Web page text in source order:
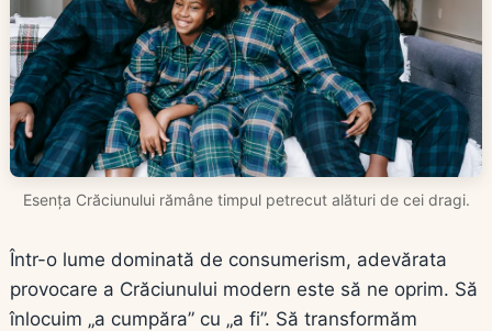
Esența Crăciunului rămâne timpul petrecut alături de cei dragi.
Într-o lume dominată de consumerism, adevărata
provocare a Crăciunului modern este să ne oprim. Să
înlocuim „a cumpăra” cu „a fi”. Să transformăm